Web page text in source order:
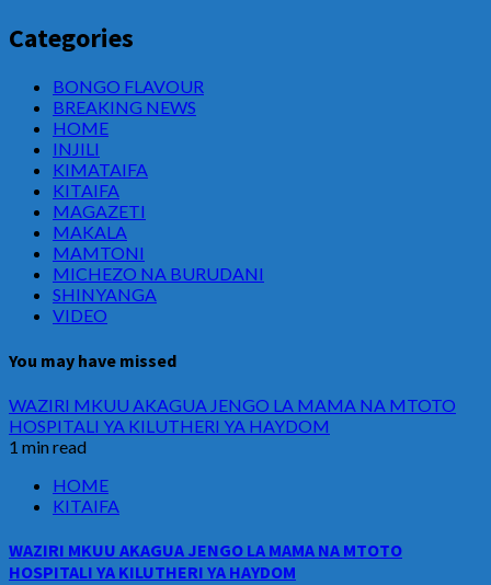
Categories
BONGO FLAVOUR
BREAKING NEWS
HOME
INJILI
KIMATAIFA
KITAIFA
MAGAZETI
MAKALA
MAMTONI
MICHEZO NA BURUDANI
SHINYANGA
VIDEO
You may have missed
WAZIRI MKUU AKAGUA JENGO LA MAMA NA MTOTO
HOSPITALI YA KILUTHERI YA HAYDOM
1 min read
HOME
KITAIFA
WAZIRI MKUU AKAGUA JENGO LA MAMA NA MTOTO
HOSPITALI YA KILUTHERI YA HAYDOM